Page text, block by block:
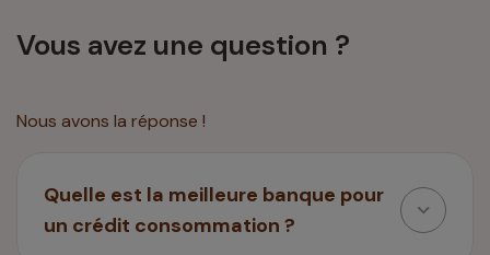
Vous avez une question ?
Nous avons la réponse !
Quelle est la meilleure banque pour
un crédit consommation ?